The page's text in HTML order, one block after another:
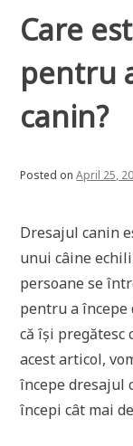
Care
pentru
canin?
Posted onApril 25,
Dresajul canin
unui câine
persoane se
pentru a
că își pregătesc
acest articol,
începe dresajul
începi cât mai